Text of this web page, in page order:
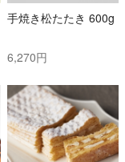
手焼き松たたき 600g
6,270円